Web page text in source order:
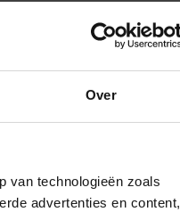
Over
van technologieën zoals
advertenties en content,